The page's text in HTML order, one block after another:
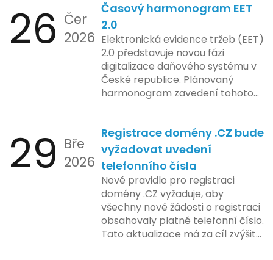
podniky s náročnými účetními
procesy.
26 Čer
2026
Časový harmonogram EET
2.0
Elektronická evidence tržeb (EET)
2.0 představuje novou fázi
digitalizace daňového systému v
České republice. Plánovaný
harmonogram zavedení tohoto
zahrnuje přípravu technické
platformy a legislativních změn,
které by měly být předloženy do
konce tohoto roku. Očekává se,
že tato fáze umožní adaptaci
systémů a rozšíření podpory pro
podnikatele, přičemž všechny
potřebné technologie by měly
být dostupné k testování v rámci
29 Bře
2026
Registrace domény .CZ bude
vyžadovat uvedení
telefonního čísla
Nové pravidlo pro registraci
domény .CZ vyžaduje, aby
všechny nové žádosti o registraci
obsahovaly platné telefonní číslo.
Tato aktualizace má za cíl zvýšit